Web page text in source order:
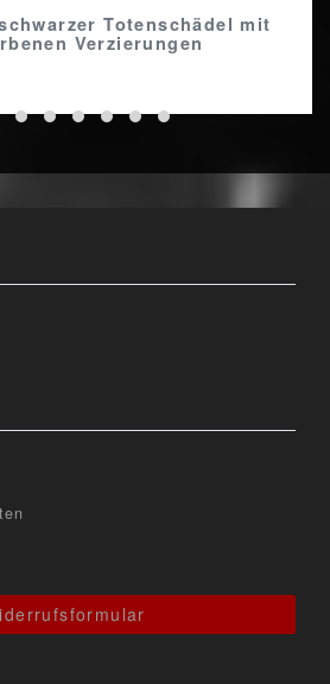
Totenschädel mit
Verzierungen